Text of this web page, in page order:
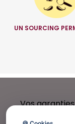
UN SOURCING
Vos garanties